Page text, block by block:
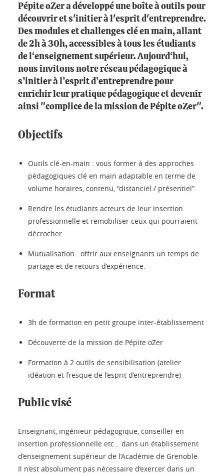
Pépite oZer a développé une boîte à outils pour
découvrir et s'initier à l'esprit d'entreprendre.
Des modules et challenges clé en main, allant
de 2h à 30h, accessibles à tous les étudiants
de l‘enseignement supérieur. Aujourd‘hui,
nous invitons notre réseau pédagogique à
s’initier à l’esprit d’entreprendre pour
enrichir leur pratique pédagogique et devenir
ainsi "complice de la mission de Pépite oZer".
Objectifs
Outils clé-en-main : vous former à des approches
pédagogiques clé en main adaptable en terme de
volume horaires, contenu, “distanciel / présentiel”.
Rendre les étudiants acteurs de leur insertion
professionnelle et remobiliser ceux qui pourraient
décrocher.
Mutualisation : offrir aux enseignants un temps de
partage et de retours d’expérience.
Format
3h de formation en petit groupe inter-établissement
Découverte de la mission de Pépite oZer
Formation à 2 outils de sensibilisation (atelier
idéation et fresque de l’esprit d’entreprendre)
Public visé
Enseignant, ingénieur pédagogique, conseiller en
insertion professionnelle etc… dans un établissement
d’enseignement supérieur de l’Académie de Grenoble.
Il n’est absolument pas nécessaire d’exercer dans un